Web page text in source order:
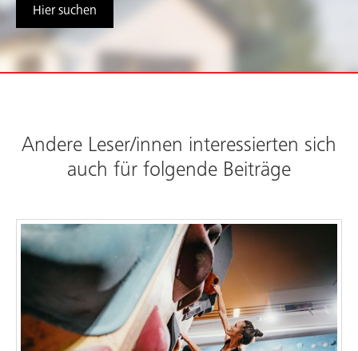
Hier suchen
Andere Leser/innen interessierten sich
auch für folgende Beiträge